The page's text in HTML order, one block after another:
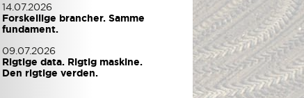
14.07.2026
Forskellige brancher. Samme
fundament.
09.07.2026
Rigtige data. Rigtig maskine.
Den rigtige verden.